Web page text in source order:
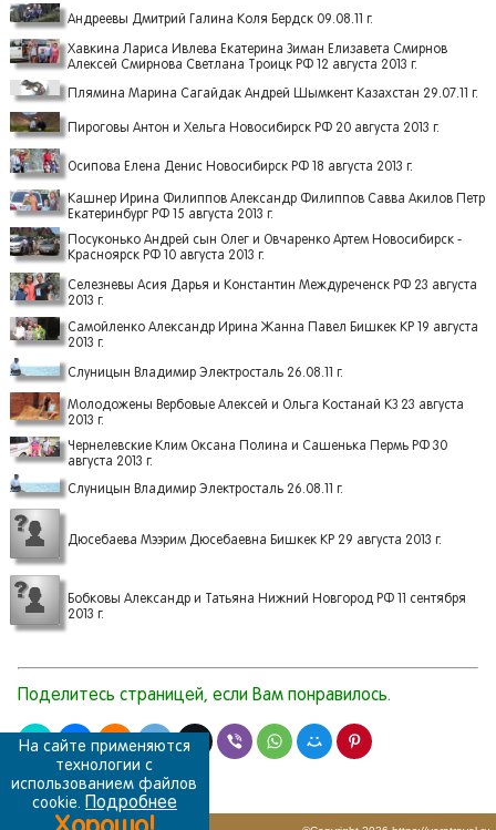
На сайте применяются
технологии с
использованием файлов
cookie. Подробнее
Андреевы Дмитрий Галина Коля Бердск 09.08.11 г.
Хавкина Лариса Ивлева Екатерина Зиман Елизавета Смирнов
Алексей Смирнова Светлана Троицк РФ 12 августа 2013 г.
Плямина Марина Сагайдак Андрей Шымкент Казахстан 29.07.11 г.
Пироговы Антон и Хельга Новосибирск РФ 20 августа 2013 г.
Осипова Елена Денис Новосибирск РФ 18 августа 2013 г.
Кашнер Ирина Филиппов Александр Филиппов Савва Акилов Петр
Екатеринбург РФ 15 августа 2013 г.
Посуконько Андрей сын Олег и Овчаренко Артем Новосибирск -
Красноярск РФ 10 августа 2013 г.
Селезневы Асия Дарья и Константин Междуреченск РФ 23 августа
2013 г.
Самойленко Александр Ирина Жанна Павел Бишкек КР 19 августа
2013 г.
Слуницын Владимир Электросталь 26.08.11 г.
Молодожены Вербовые Алексей и Ольга Костанай КЗ 23 августа
2013 г.
Чернелевские Клим Оксана Полина и Сашенька Пермь РФ 30
августа 2013 г.
Слуницын Владимир Электросталь 26.08.11 г.
Дюсебаева Мээрим Дюсебаевна Бишкек КР 29 августа 2013 г.
Бобковы Александр и Татьяна Нижний Новгород РФ 11 сентября
2013 г.
Поделитесь страницей, если Вам понравилось.